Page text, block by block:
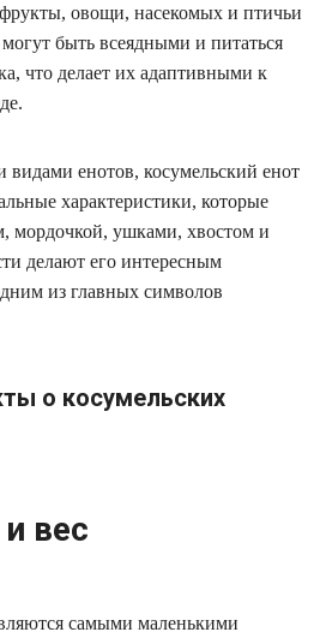
овощи, насекомых и птичьи
быть всеядными и питаться
что делает их адаптивными к
енотов, косумельский енот
характеристики, которые
мордочкой, ушками, хвостом и
делают его интересным
из главных символов
о косумельских
вес
самыми маленькими